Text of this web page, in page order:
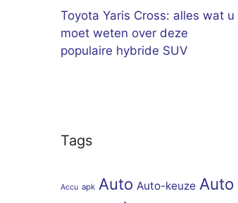
Toyota Yaris Cross: alles wat u
moet weten over deze
populaire hybride SUV
Tags
Accu apk Auto Auto-keuze Auto